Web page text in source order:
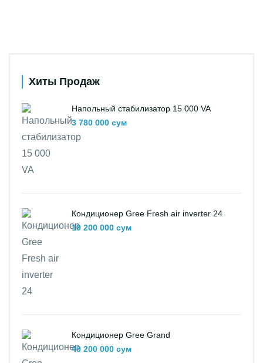
Хиты Продаж
Напольный стабилизатор 15 000 VA
3 780 000 сум
Кондиционер Gree Fresh air inverter 24
19 200 000 сум
Кондиционер Gree Grand
49 200 000 сум